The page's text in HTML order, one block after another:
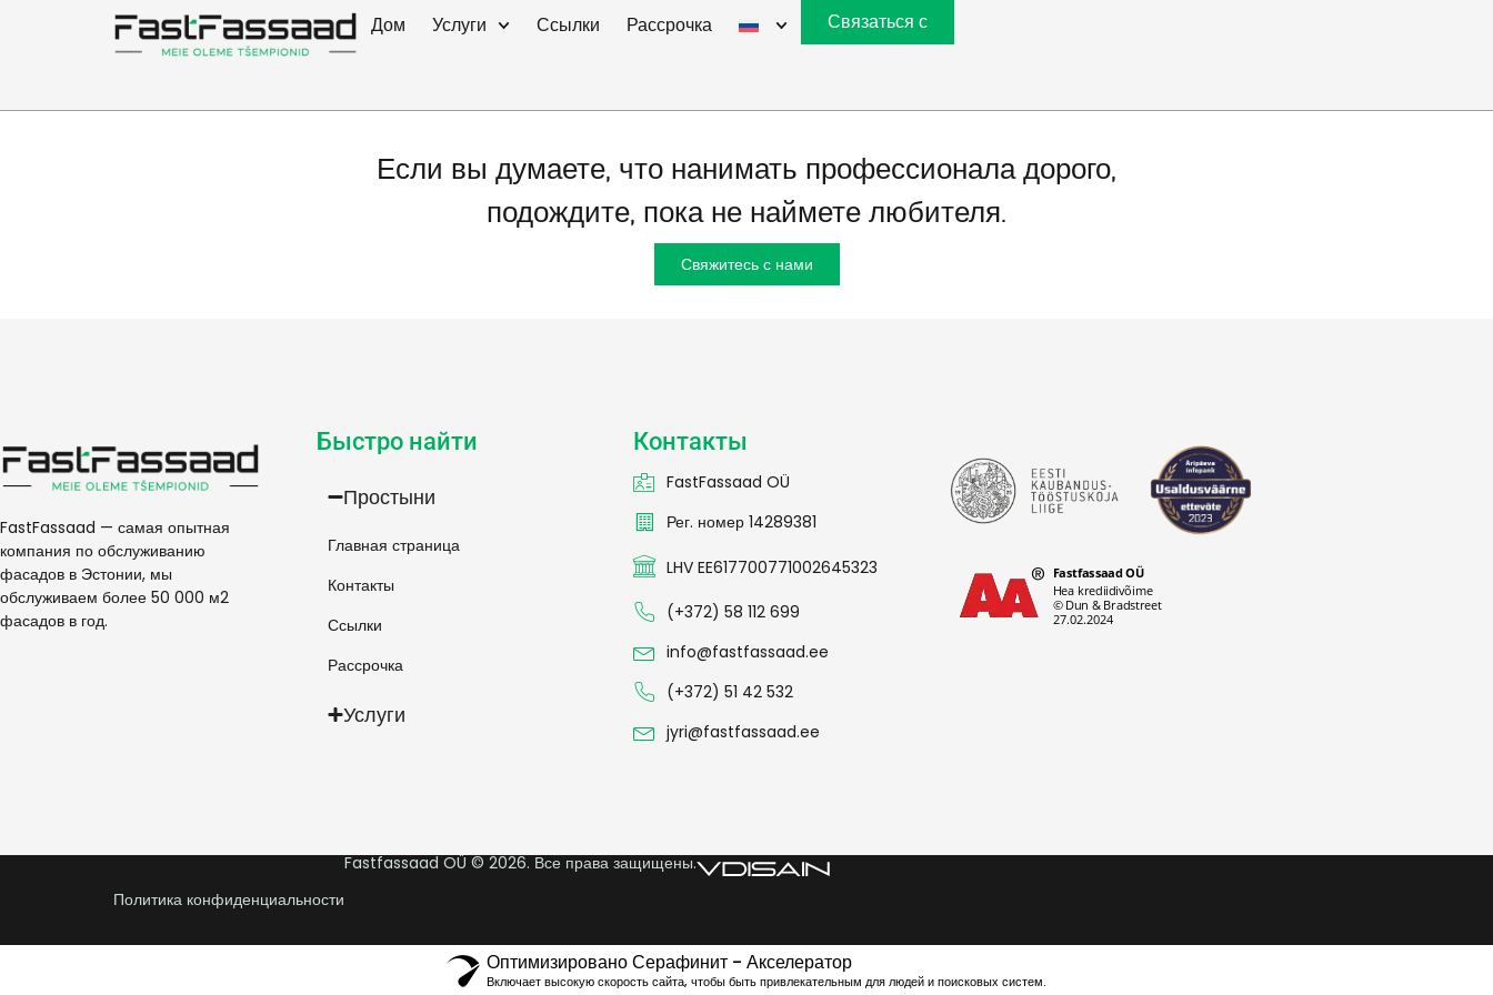
Дом Услуги Ссылки Рассрочка Связаться с
Лоймаа 600 м²
Если вы думаете, что нанимать профессионала дорого,
подождите, пока не наймете любителя.
Свяжитесь с нами
FastFassaad — самая опытная
компания по обслуживанию
фасадов в Эстонии, мы
обслуживаем более 50 000 м2
фасадов в год.
Быстро найти
Простыни
Главная страница
Контакты
Ссылки
Рассрочка
Услуги
Контакты
FastFassaad OÜ
Рег. номер 14289381
LHV EE617700771002645323
(+372) 58 112 699
info@fastfassaad.ee
(+372) 51 42 532
jyri@fastfassaad.ee
Политика конфиденциальности
Fastfassaad OÜ © 2026. Все права защищены.
Оптимизировано Серафинит - Акселератор
Включает высокую скорость сайта, чтобы быть привлекательным для людей и поисковых систем.